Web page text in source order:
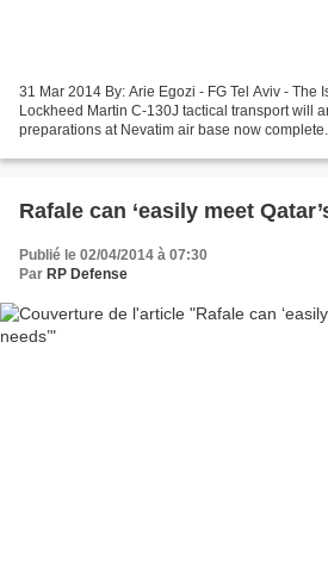
31 Mar 2014 By: Arie Egozi - FG Tel Aviv - The
Lockheed Martin C-130J tactical transport will
preparations at Nevatim air base now
Rafale can ‘easily meet
Publié le 02/04/2014 à 07:30
Par RP Defense